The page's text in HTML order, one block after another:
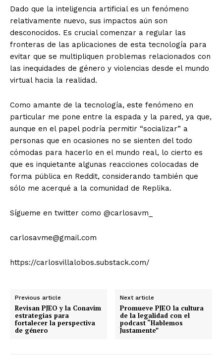
Dado que la inteligencia artificial es un fenómeno
relativamente nuevo, sus impactos aún son
desconocidos. Es crucial comenzar a regular las
fronteras de las aplicaciones de esta tecnología para
evitar que se multipliquen problemas relacionados con
las inequidades de género y violencias desde el mundo
virtual hacia la realidad.
Como amante de la tecnología, este fenómeno en
particular me pone entre la espada y la pared, ya que,
aunque en el papel podría permitir “socializar” a
personas que en ocasiones no se sienten del todo
cómodas para hacerlo en el mundo real, lo cierto es
que es inquietante algunas reacciones colocadas de
forma pública en Reddit, considerando también que
sólo me acerqué a la comunidad de Replika.
Sígueme en twitter como @carlosavm_
carlosavme@gmail.com
https://carlosvillalobos.substack.com/
Previous article
Revisan PJEO y la Conavim
estrategias para
fortalecer la perspectiva
de género
Next article
Promueve PJEO la cultura
de la legalidad con el
podcast “Hablemos
Justamente”